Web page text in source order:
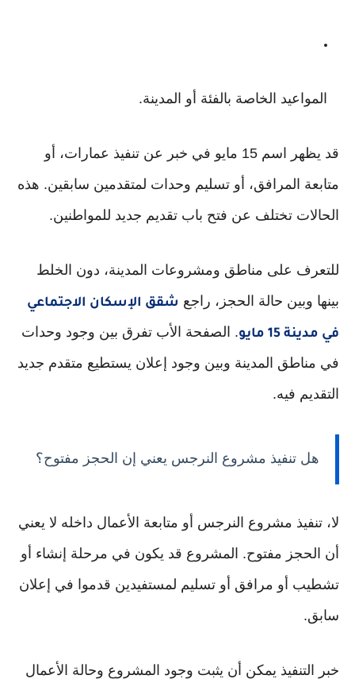
المواعيد الخاصة بالفئة أو المدينة.
قد يظهر اسم 15 مايو في خبر عن تنفيذ عمارات، أو
متابعة المرافق، أو تسليم وحدات لمتقدمين سابقين. هذه
الحالات تختلف عن فتح باب تقديم جديد للمواطنين.
للتعرف على مناطق ومشروعات المدينة، دون الخلط
بينها وبين حالة الحجز، راجع شقق الإسكان الاجتماعي
في مدينة 15 مايو
. الصفحة الأب تفرق بين وجود وحدات
في مناطق المدينة وبين وجود إعلان يستطيع متقدم جديد
التقديم فيه.
هل تنفيذ مشروع النرجس يعني إن الحجز مفتوح؟
لا، تنفيذ مشروع النرجس أو متابعة الأعمال داخله لا يعني
أن الحجز مفتوح. المشروع قد يكون في مرحلة إنشاء أو
تشطيب أو مرافق أو تسليم لمستفيدين قدموا في إعلان
سابق.
خبر التنفيذ يمكن أن يثبت وجود المشروع وحالة الأعمال